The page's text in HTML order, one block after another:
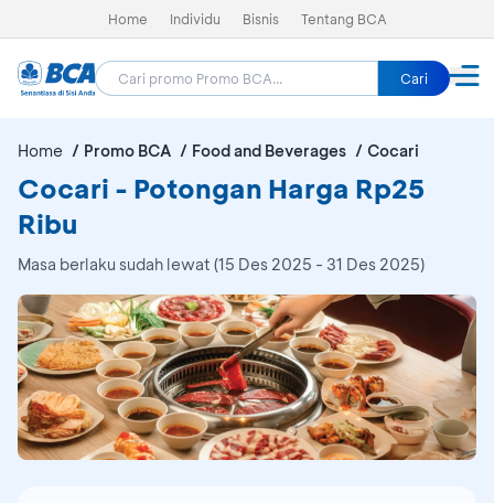
Home Individu Bisnis Tentang BCA
Cari
Home Promo BCA Food and Beverages Cocari
Cocari - Potongan Harga Rp25
Ribu
Masa berlaku sudah lewat (15 Des 2025 - 31 Des 2025)